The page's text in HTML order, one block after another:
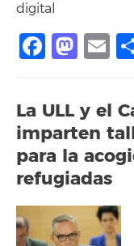
digital
La ULL y el
imparten
para la
refugiadas